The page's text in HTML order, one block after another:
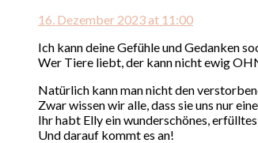
16. Dezember 2023 at 11:00
Ich kann deine Gefühle und Gedanken
Wer Tiere liebt, der kann nicht ewig
Natürlich kann man nicht den
Zwar wissen wir alle, dass sie uns nur
Ihr habt Elly ein wunderschönes,
Und darauf kommt es an!